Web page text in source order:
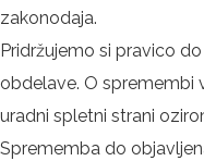
zakonodaja.
Pridržujemo si pravico
obdelave. O spremembi
uradni spletni strani
Sprememba do